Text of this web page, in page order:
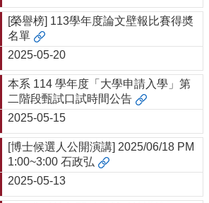
[榮譽榜] 113學年度論文壁報比賽得奬
名單
2025-05-20
本系 114 學年度「大學申請入學」第
二階段甄試口試時間公告
2025-05-15
[博士候選人公開演講] 2025/06/18 PM
1:00~3:00 石政弘
2025-05-13